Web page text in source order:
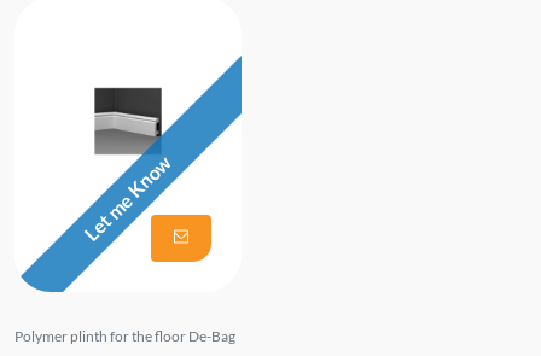
Let me Know
Polymer plinth for the floor De-Bag